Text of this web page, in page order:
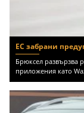
ЕС забрани
Брюксел развързва
приложения като